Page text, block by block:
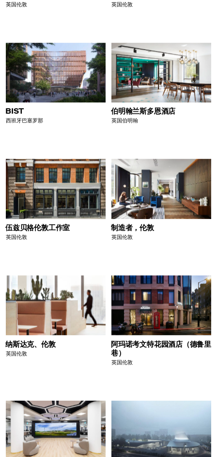
英国伦敦 英国伦敦
BIST
西班牙巴塞罗那
伯明翰兰斯多恩酒店
英国伯明翰
伍兹贝格伦敦工作室
英国伦敦
制造者，伦敦
英国伦敦
纳斯达克、伦敦
英国伦敦
阿玛诺考文特花园酒店（德鲁里
巷）
英国伦敦